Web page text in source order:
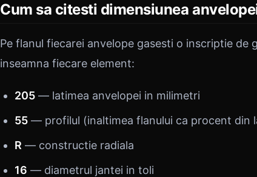
Cum sa citesti dimensiunea
Pe flanul fiecarei anvelope gasesti o inscriptie de
inseamna fiecare element:
205 — latimea anvelopei in milimetri
55 — profilul (inaltimea flanului ca procent din
R — constructie radiala
16 — diametrul jantei in toli